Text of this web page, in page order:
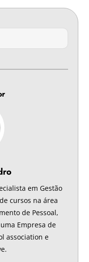
em Gestão
cursos na área
de Pessoal,
Empresa de
association e